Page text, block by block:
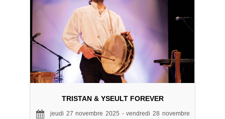
TRISTAN & YSEULT FOREVER
jeudi 27 novembre 2025 - vendredi 28 novembre